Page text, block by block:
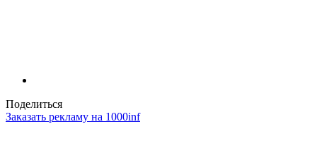
Поделиться
Заказать рекламу на 1000inf